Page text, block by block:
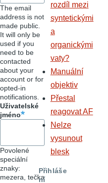
The email
address is not
made public.
It will only be
used if you
need to be
contacted
about your
account or for
opted-in
notifications.
Uživatelské
jméno
Povolené
speciální
znaky:
mezera, tečka
rozdíl mezi
syntetickými
a
organickými
vaty?
Manuální
objektiv
Přestal
reagovat AF
Nelze
vysunout
blesk
Přihláše
ní